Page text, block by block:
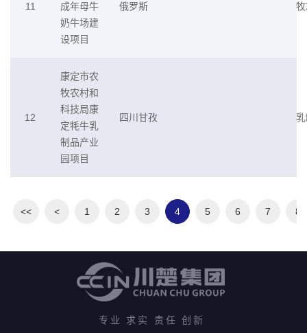
11
成年母牛
奶牛场建
设项目
俄罗斯
12
康定市农
牧农村和
科技局康
定牦牛乳
制品产业
园项目
四川甘孜
<< < 1 2 3 4 5 6 7 8
专业 求实 责任 创新